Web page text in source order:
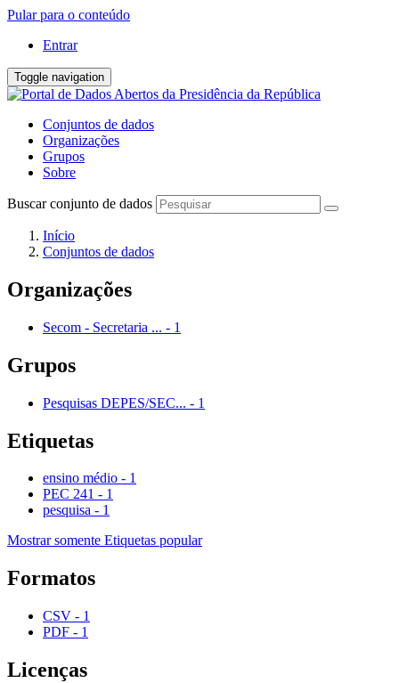
Pular para o conteúdo
Entrar
Toggle navigation
Conjuntos de dados
Organizações
Grupos
Sobre
Buscar conjunto de dados
Início
Conjuntos de dados
Organizações
Secom - Secretaria ... - 1
Grupos
Pesquisas DEPES/SEC... - 1
Etiquetas
ensino médio - 1
PEC 241 - 1
pesquisa - 1
Mostrar somente Etiquetas popular
Formatos
CSV - 1
PDF - 1
Licenças